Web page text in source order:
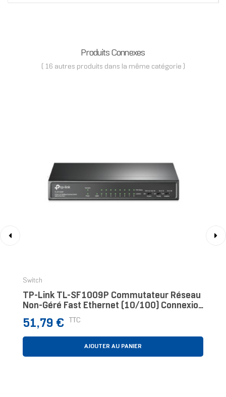
Produits Connexes
( 16 autres produits dans la même catégorie )
Switch
TP-Link TL-SF1009P Commutateur Réseau
Non-Géré Fast Ethernet (10/100) Connexion
Ethernet, Supportant L'alimentation Via Ce
Port
Prix
51,79 € TTC
AJOUTER AU PANIER